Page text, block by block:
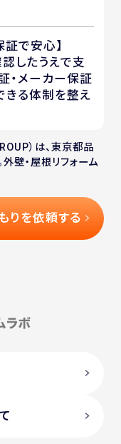
で安心】
したうえで支
・メーカー保証
きる体制を整え
）は、東京都品
壁・屋根リフォーム
りを依頼する